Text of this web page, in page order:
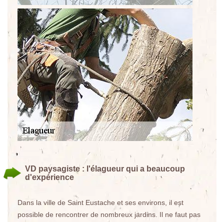
VD paysagiste : l'élagueur qui a beaucoup
d'expérience
Dans la ville de Saint Eustache et ses environs, il est
possible de rencontrer de nombreux jardins. Il ne faut pas